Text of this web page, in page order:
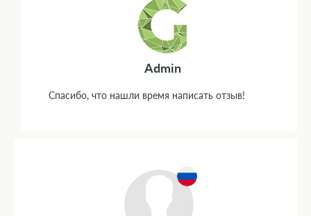
Admin
Спасибо, что нашли время написать отзыв!